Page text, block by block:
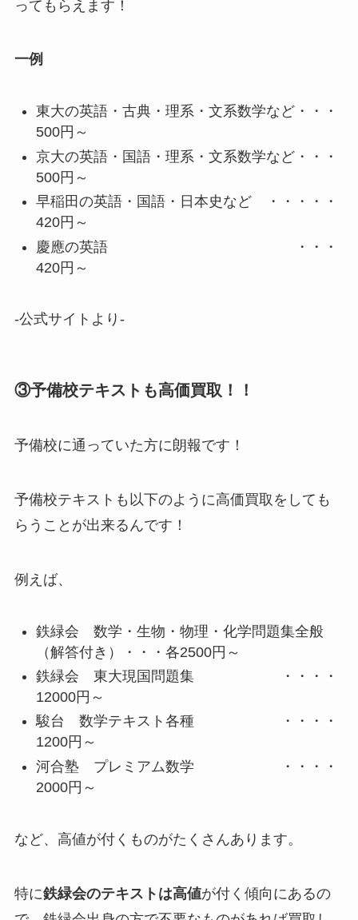
ってもらえます！
一例
東大の英語・古典・理系・文系数学など・・・
500円～
京大の英語・国語・理系・文系数学など・・・
500円～
早稲田の英語・国語・日本史など ・・・・・
420円～
慶應の英語 ・・・
420円～
-公式サイトより-
③予備校テキストも高価買取！！
予備校に通っていた方に朗報です！
予備校テキストも以下のように高価買取をしても
らうことが出来るんです！
例えば、
鉄緑会 数学・生物・物理・化学問題集全般
（解答付き）・・・各2500円～
鉄緑会 東大現国問題集 ・・・・
12000円～
駿台 数学テキスト各種 ・・・・
1200円～
河合塾 プレミアム数学 ・・・・
2000円～
など、高値が付くものがたくさんあります。
特に鉄緑会のテキストは高値が付く傾向にあるの